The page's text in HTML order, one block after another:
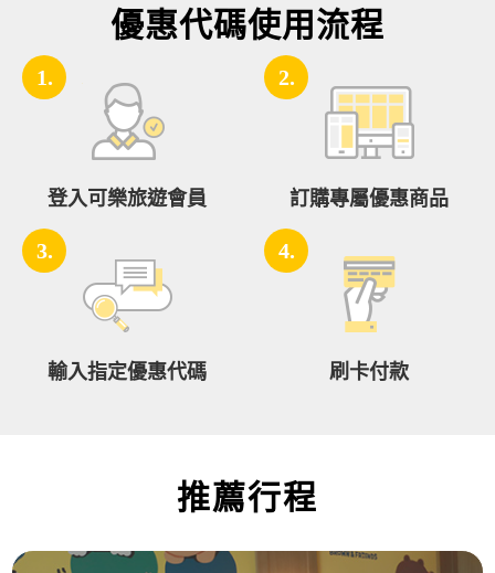
碼
注
屬
優惠代碼使用流程
1.
登入可樂旅遊會員
2.
訂購專屬優惠商品
3.
輸入指定優惠代碼
4.
刷卡付款
推薦行程